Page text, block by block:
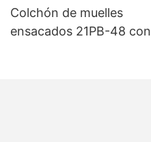
Colchón de muelles
ensacados 21PB-48 con